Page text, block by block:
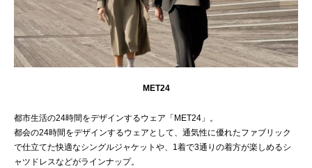
MET24
都市生活の24時間をデザインするウェア「MET24」。
都会の24時間をデザインするウェアとして、通気性に優れたファブリック
で仕立てた快適なシングルジャケットや、1着で3通りの着方が楽しめるシ
ャツドレスなどがラインナップ。